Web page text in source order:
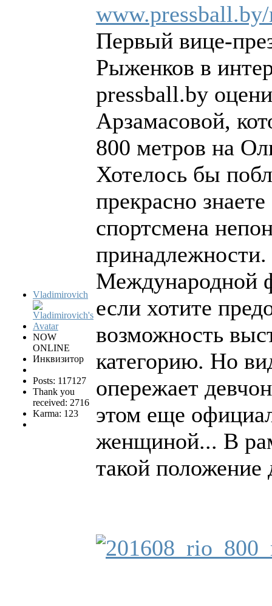
Vladimirovich
NOW
ONLINE
Инквизитор
Posts: 117127
Thank you
received: 2716
Karma: 123
Первый вице-
Рыженков в
pressball.by
Арзамасовой,
800 метров на
Хотелось бы
прекрасно
спортсмена
Международной
если хотите
возможность
категорию. Но
опережает
этом еще
женщиной... В
такой